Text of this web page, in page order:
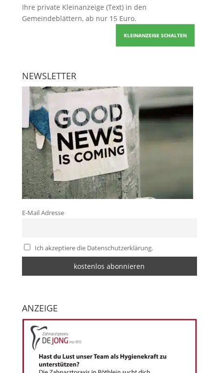
Ihre private Kleinanzeige (Text) in den
Gemeindeblättern, ab nur 15 Euro.
KLEINANZEIGE SCHALTEN
NEWSLETTER
E-Mail Adresse
Ich akzeptiere die Datenschutzerklärung.
ANZEIGE